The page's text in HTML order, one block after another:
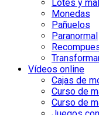
Lotes y
Monedas
Pañuelos
Paranormal
Vídeos online
Cajas de
Curso de
Curso de